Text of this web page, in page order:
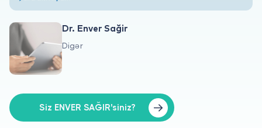
Haqqımızda
Xəstələr üçün
Həkimlər üçün
Dr. Enver Sağir
Digər
Siz ENVER SAĞIR'siniz?